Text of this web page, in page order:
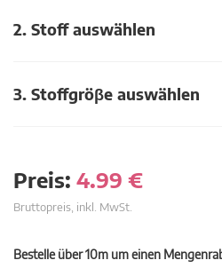
2. Stoff auswählen
3. Stoffgröβe auswählen
Preis: 4.99 €
Bruttopreis, inkl. MwSt.
Bestelle über 10m um einen